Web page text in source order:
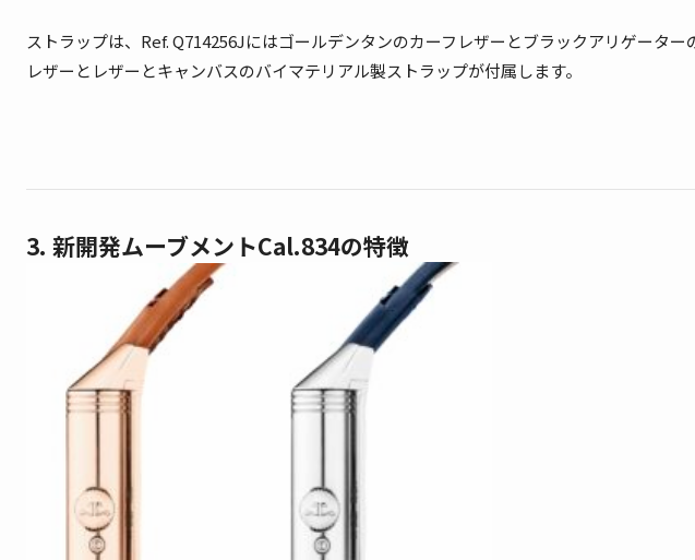
ストラップは、Ref. Q714256Jにはゴールデンタンのカーフレザーとブラックアリゲータ
レザーとレザーとキャンバスのバイマテリアル製ストラップが付属します。
3. 新開発ムーブメントCal.834の特徴